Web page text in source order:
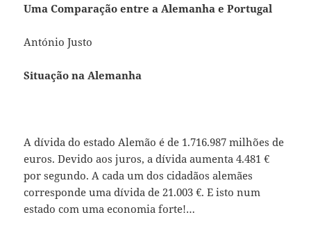
Uma Comparação entre a Alemanha e Portugal
António Justo
Situação na Alemanha
A dívida do estado Alemão é de 1.716.987 milhões de
euros. Devido aos juros, a dívida aumenta 4.481 €
por segundo. A cada um dos cidadãos alemães
corresponde uma dívida de 21.003 €. E isto num
estado com uma economia forte!…